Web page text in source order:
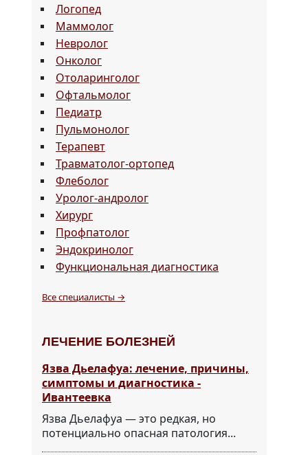
Логопед
Маммолог
Невролог
Онколог
Отоларинголог
Офтальмолог
Педиатр
Пульмонолог
Терапевт
Травматолог-ортопед
Флеболог
Уролог-андролог
Хирург
Профпатолог
Эндокринолог
Функциональная диагностика
Все специалисты →
ЛЕЧЕНИЕ БОЛЕЗНЕЙ
Язва Дьелафуа: лечение, причины,
симптомы и диагностика -
Ивантеевка
Язва Дьелафуа — это редкая, но
потенциально опасная патология...